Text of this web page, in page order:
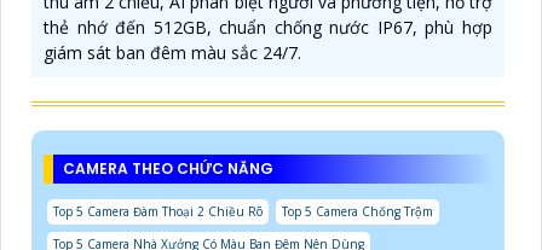
thẻ nhớ đến 512GB, chuẩn chống nước IP67, phù hợp
giám sát ban đêm màu sắc 24/7.
CAMERA THEO CHỨC NĂNG
Top 5 Camera Đàm Thoại 2 Chiều Rõ
Top 5 Camera Chống Trộm
Top 5 Camera Nhà Xưởng Có Màu Ban Đêm Nên Dùng